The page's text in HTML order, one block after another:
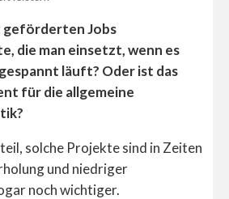
geförderten Jobs
die man einsetzt, wenn es
läuft? Oder ist das
für die allgemeine
solche Projekte sind in Zeiten
und niedriger
noch wichtiger.